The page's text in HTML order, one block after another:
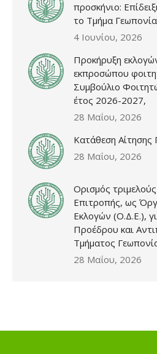
προσκήνιο:
το Τμήμα
4 Ιουνίου, 2026
Προκήρυξη
εκπροσώπου
Συμβούλιο
έτος 2026-2027,
28 Μαΐου, 2026
Κατάθεση Αίτησης
28 Μαΐου, 2026
Ορισμός
Επιτροπής, ως
Εκλογών (Ο.Δ.Ε.),
Προέδρου και
Τμήματος
28 Μαΐου, 2026